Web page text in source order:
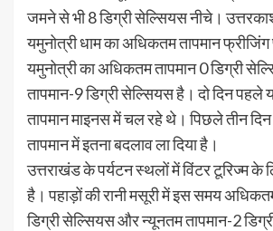
जमने से भी 8 डिग्री सेल्सियस नीचे।
यमुनोत्री धाम का अधिकतम तापमान
यमुनोत्री का अधिकतम तापमान 0 डिग्री
तापमान-9 डिग्री सेल्सियस है। दो दिन पहले
तापमान माइनस में चल रहे थे। पिछले तीन
तापमान में इतना बदलाव ला दिया है।
उत्तराखंड के पर्यटन स्थलों में विंटर टूरिज्म के
है। पहाड़ों की रानी मसूरी में इस समय
डिग्री सेल्सियस और न्यूनतम तापमान-2